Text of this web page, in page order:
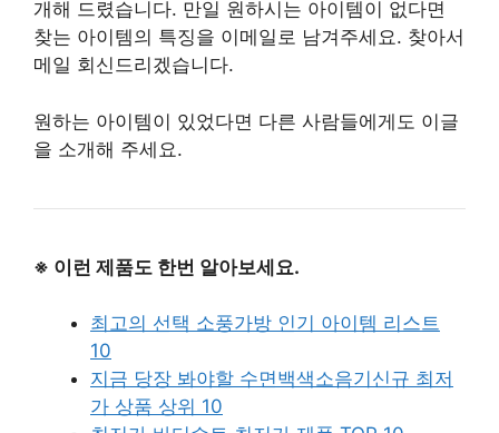
개해 드렸습니다. 만일 원하시는 아이템이 없다면
찾는 아이템의 특징을 이메일로 남겨주세요. 찾아서
메일 회신드리겠습니다.
원하는 아이템이 있었다면 다른 사람들에게도 이글
을 소개해 주세요.
※ 이런 제품도 한번 알아보세요.
최고의 선택 소풍가방 인기 아이템 리스트
10
지금 당장 봐야할 수면백색소음기신규 최저
가 상품 상위 10